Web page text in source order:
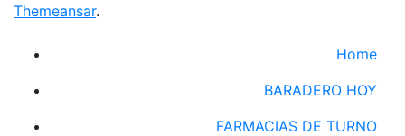
Themeansar.
Home
BARADERO HOY
FARMACIAS DE TURNO